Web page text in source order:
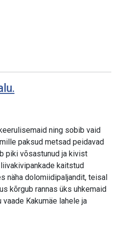
ning sobib vaid
paksud metsad peidavad
piki võsastunud ja kivist
kaitstud
näha dolomiidipaljandit, teisal
kõrgub rannas üks uhkemaid
Kakumäe lahele ja